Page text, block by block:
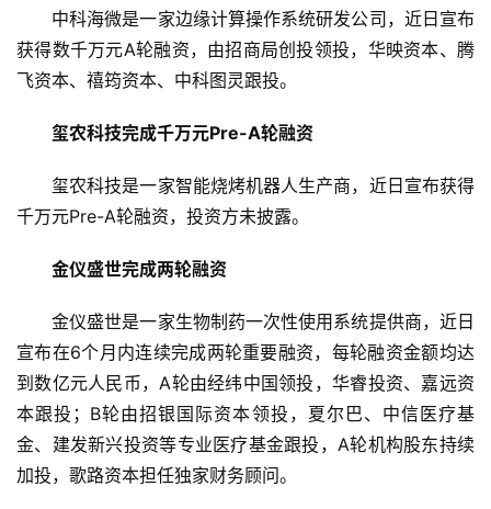
融
资
业
创
企
业
品
投稿
中科海微是一家边缘计算操作系统研发公司，近日宣布
获得数千万元A轮融资，由招商局创投领投，华映资本、腾
飞资本、禧筠资本、中科图灵跟投。
玺农科技完成千万元Pre-A轮融资
玺农科技是一家智能烧烤机器人生产商，近日宣布获得
千万元Pre-A轮融资，投资方未披露。
金仪盛世完成两轮融资
金仪盛世是一家生物制药一次性使用系统提供商，近日
宣布在6个月内连续完成两轮重要融资，每轮融资金额均达
到数亿元人民币，A轮由经纬中国领投，华睿投资、嘉远资
本跟投；B轮由招银国际资本领投，夏尔巴、中信医疗基
金、建发新兴投资等专业医疗基金跟投，A轮机构股东持续
加投，歌路资本担任独家财务顾问。